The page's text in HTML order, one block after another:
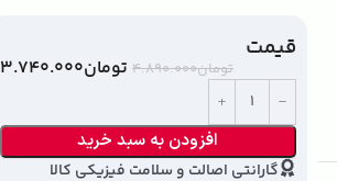
قیمت
تومان۴.۸۹۰.۰۰۰ تومان۳.۷۴۰.۰۰۰
افزودن به سبد خرید
گارانتی اصالت و سلامت فیزیکی کالا